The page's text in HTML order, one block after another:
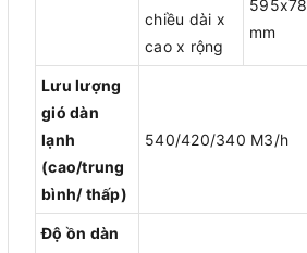
chiều dài x
cao x rộng
mm
Lưu lượng
gió dàn
lạnh
(cao/trung
bình/ thấp)
540/420/340 M3/h
Độ ồn dàn